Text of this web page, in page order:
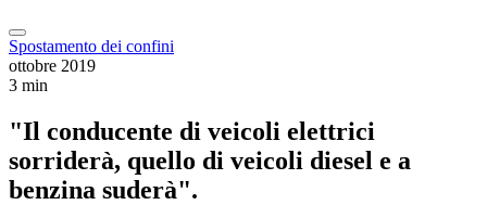
Spostamento dei confini
ottobre 2019
3 min
"Il conducente di veicoli elettrici
sorriderà, quello di veicoli diesel e a
benzina suderà".